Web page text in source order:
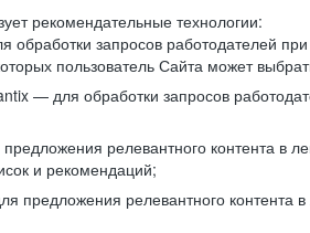
рекомендательные технологии:
обработки запросов работодателей
пользователь Сайта может
— для обработки запросов
релевантного контента в
и рекомендаций;
предложения релевантного контента